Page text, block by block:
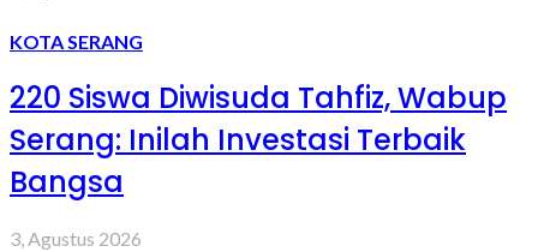
KOTA SERANG
220 Siswa Diwisuda Tahfiz, Wabup
Serang: Inilah Investasi Terbaik
Bangsa
3, Agustus 2026